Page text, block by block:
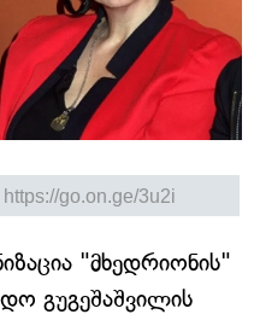
"მხედრიონის"
გუგეშაშვილის